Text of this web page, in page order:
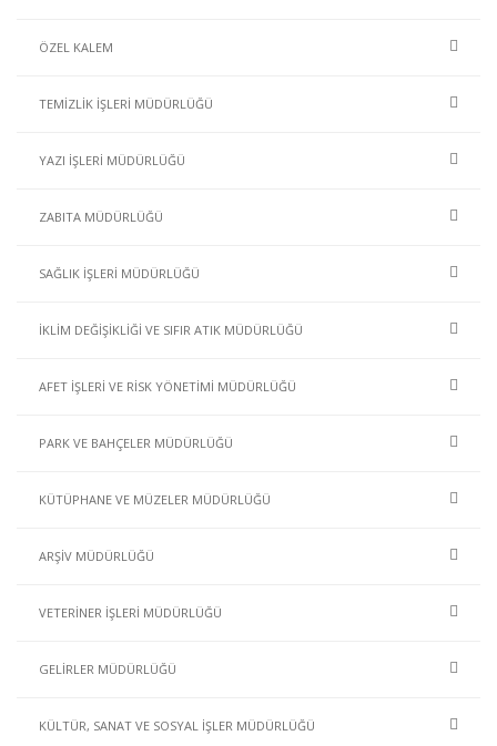
ÖZEL KALEM
TEMİZLİK İŞLERİ MÜDÜRLÜĞÜ
YAZI İŞLERİ MÜDÜRLÜĞÜ
ZABITA MÜDÜRLÜĞÜ
SAĞLIK İŞLERİ MÜDÜRLÜĞÜ
İKLİM DEĞİŞİKLİĞİ VE SIFIR ATIK MÜDÜRLÜĞÜ
AFET İŞLERİ VE RİSK YÖNETİMİ MÜDÜRLÜĞÜ
PARK VE BAHÇELER MÜDÜRLÜĞÜ
KÜTÜPHANE VE MÜZELER MÜDÜRLÜĞÜ
ARŞİV MÜDÜRLÜĞÜ
VETERİNER İŞLERİ MÜDÜRLÜĞÜ
GELİRLER MÜDÜRLÜĞÜ
KÜLTÜR, SANAT VE SOSYAL İŞLER MÜDÜRLÜĞÜ